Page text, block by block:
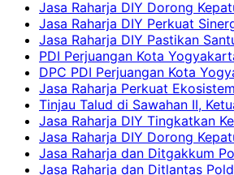
Jasa Raharja DIY Dorong
Jasa Raharja DIY Perkuat
Jasa Raharja DIY Pastikan
PDI Perjuangan Kota
DPC PDI Perjuangan Kota
Jasa Raharja Perkuat
Tinjau Talud di Sawahan II,
Jasa Raharja DIY Tingkatkan
Jasa Raharja DIY Dorong
Jasa Raharja dan Ditgakkum
Jasa Raharja dan Ditlantas